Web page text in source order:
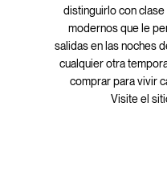
distinguirlo con
modernos que le
salidas en las noches
cualquier otra
comprar para vivir
Visite el